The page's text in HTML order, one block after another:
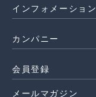
インフォメーション
カンパニー
会員登録
メールマガジン